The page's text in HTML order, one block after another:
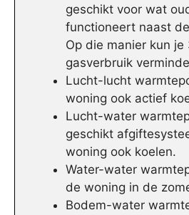
geschikt voor wat
functioneert naast
Op die manier kun
gasverbruik
Lucht-lucht
woning ook actief
Lucht-water
geschikt
woning ook koelen.
Water-water
de woning in de
Bodem-water